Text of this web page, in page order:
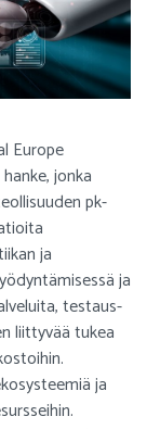
Europe
jonka
pk-
ja
ja
testaus-
liittyvää tukea
ja